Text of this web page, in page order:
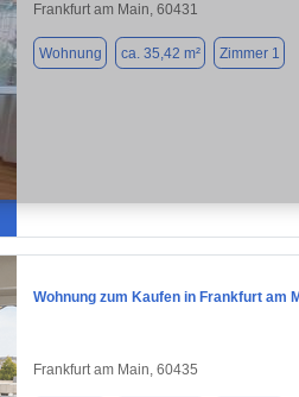
Frankfurt am Main, 60431
Wohnung ca. 35,42 m² Zimmer 1
Wohnung zum Kaufen in Frankfurt am
Frankfurt am Main, 60435